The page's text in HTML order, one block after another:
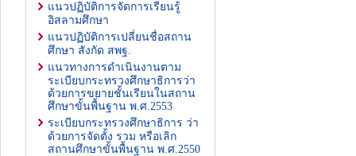
แนวปฏิบัติการจัดการเรียนรู้
อิสลามศึกษา
แนวปฏิบัติการเปลี่ยนชื่อสถาน
ศึกษา สังกัด สพฐ.
แนวทางการดำเนินงานตาม
ระเบียบกระทรวงศึกษาธิการว่า
ด้วยการขยายชั้นเรียนในสถาน
ศึกษาขั้นพื้นฐาน พ.ศ.2553
ระเบียบกระทรวงศึกษาธิการ ว่า
ด้วยการจัดตั้ง รวม หรือเลิก
สถานศึกษาขั้นพื้นฐาน พ.ศ.2550